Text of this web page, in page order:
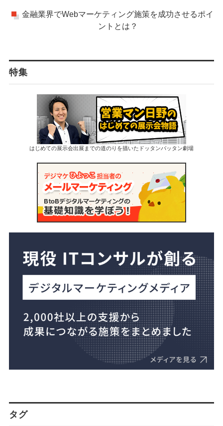
金融業界でWebマーケティング施策を成功させるポイ
ントとは？
特集
はじめての展示会出展までの道のりを描いたドッタンバッタン劇場
タグ